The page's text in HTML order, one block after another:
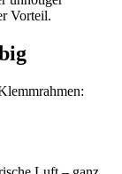
Vorteil.